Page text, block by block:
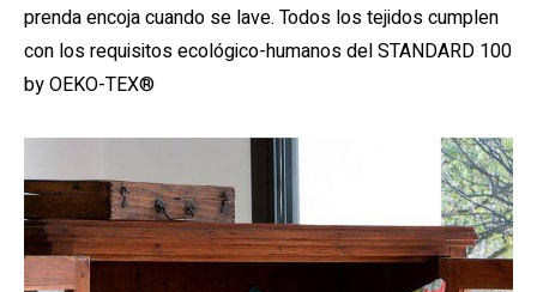
prenda encoja cuando se lave. Todos los tejidos cumplen
con los requisitos ecológico-humanos del STANDARD 100
by OEKO-TEX®